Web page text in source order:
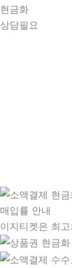
현금화
상담필요
매입률 안내
이지티켓은 최